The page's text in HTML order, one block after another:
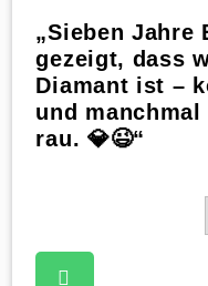
„Sieben Jahre
gezeigt, dass
Diamant ist –
und
rau. 💎😉“